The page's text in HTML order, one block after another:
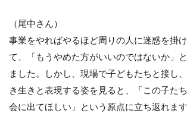
（尾中さん）
事業をやればやるほど周りの人に迷惑を掛
て、「もうやめた方がいいのではないか」
ました。しかし、現場で子どもたちと接し
き生きと表現する姿を見ると、「この子た
会に出てほしい」という原点に立ち返れます